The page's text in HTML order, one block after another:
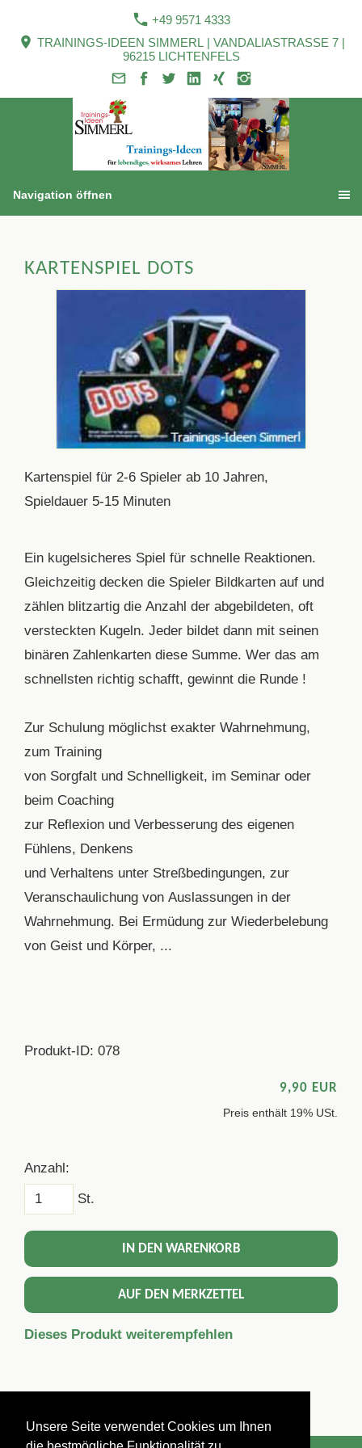
Unsere Seite verwendet Cookies um Ihnen
+49 9571 4333
TRAININGS-IDEEN SIMMERL | VANDALIASTRASSE 7 |
96215 LICHTENFELS
Navigation öffnen
KARTENSPIEL DOTS
Kartenspiel für 2-6 Spieler ab 10 Jahren,
Spieldauer 5-15 Minuten
Ein kugelsicheres Spiel für schnelle Reaktionen.
Gleichzeitig decken die Spieler Bildkarten auf und
zählen blitzartig die Anzahl der abgebildeten, oft
versteckten Kugeln. Jeder bildet dann mit seinen
binären Zahlenkarten diese Summe. Wer das am
schnellsten richtig schafft, gewinnt die Runde !
Zur Schulung möglichst exakter Wahrnehmung,
zum Training
von Sorgfalt und Schnelligkeit, im Seminar oder
beim Coaching
zur Reflexion und Verbesserung des eigenen
Fühlens, Denkens
und Verhaltens unter Streßbedingungen, zur
Veranschaulichung von Auslassungen in der
Wahrnehmung. Bei Ermüdung zur Wiederbelebung
von Geist und Körper, ...
Produkt-ID: 078
9,90 EUR
Preis enthält 19% USt.
Anzahl:
St.
IN DEN WARENKORB
AUF DEN MERKZETTEL
Dieses Produkt weiterempfehlen